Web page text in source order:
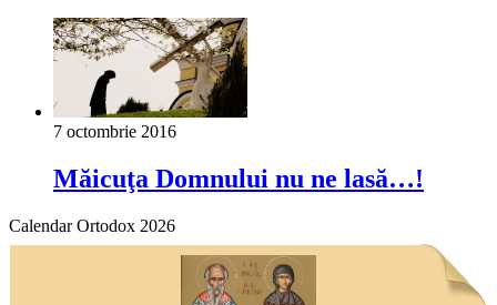
7 octombrie 2016
Măicuţa Domnului nu ne lasă…!
Calendar Ortodox 2026